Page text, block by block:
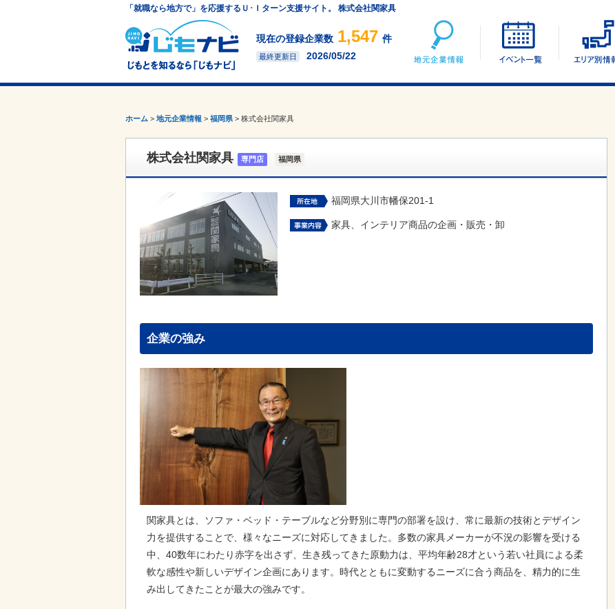
「就職なら地方で」を応援するＵ･Ｉターン支援サイト。 株式会社関家具
現在の登録企業数 1,547 件
最終更新日 2026/05/22
地元企業情報 イベント一覧
ホーム > 地元企業情報 > 福岡県 > 株式会社関家具
株式会社関家具 専門店 福岡県
福岡県大川市幡保201-1
家具、インテリア商品の企画・販売・卸
企業の強み
関家具とは、ソファ・ベッド・テーブルなど分野別に専門の部署を設け、常に最新の技術とデザイン
力を提供することで、様々なニーズに対応してきました。多数の家具メーカーが不況の影響を受ける
中、40数年にわたり赤字を出さず、生き残ってきた原動力は、平均年齢28才という若い社員による柔
軟な感性や新しいデザイン企画にあります。時代とともに変動するニーズに合う商品を、精力的に生
み出してきたことが最大の強みです。